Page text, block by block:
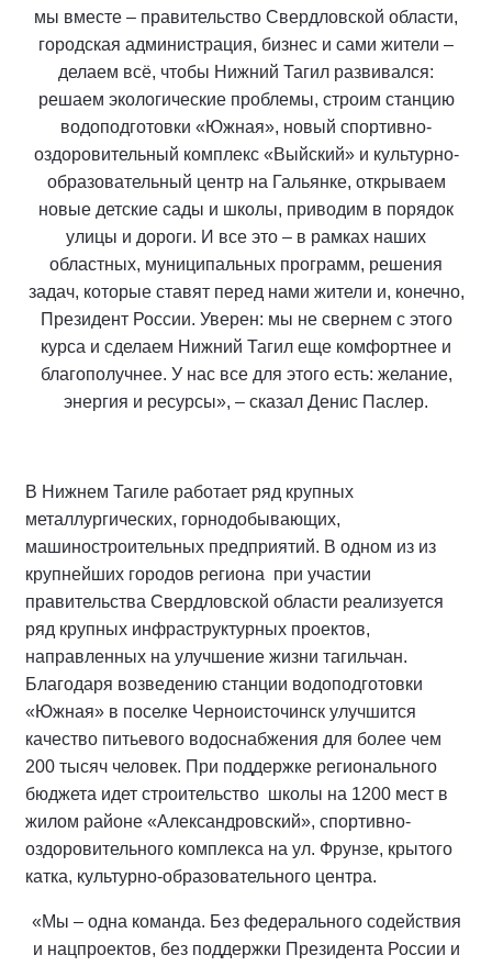
мы вместе – правительство Свердловской области,
городская администрация, бизнес и сами жители –
делаем всё, чтобы Нижний Тагил развивался:
решаем экологические проблемы, строим станцию
водоподготовки «Южная», новый спортивно-
оздоровительный комплекс «Выйский» и культурно-
образовательный центр на Гальянке, открываем
новые детские сады и школы, приводим в порядок
улицы и дороги. И все это – в рамках наших
областных, муниципальных программ, решения
задач, которые ставят перед нами жители и, конечно,
Президент России. Уверен: мы не свернем с этого
курса и сделаем Нижний Тагил еще комфортнее и
благополучнее. У нас все для этого есть: желание,
энергия и ресурсы», – сказал Денис Паслер.
В Нижнем Тагиле работает ряд крупных
металлургических, горнодобывающих,
машиностроительных предприятий. В одном из из
крупнейших городов региона при участии
правительства Свердловской области реализуется
ряд крупных инфраструктурных проектов,
направленных на улучшение жизни тагильчан.
Благодаря возведению станции водоподготовки
«Южная» в поселке Черноисточинск улучшится
качество питьевого водоснабжения для более чем
200 тысяч человек. При поддержке регионального
бюджета идет строительство школы на 1200 мест в
жилом районе «Александровский», спортивно-
оздоровительного комплекса на ул. Фрунзе, крытого
катка, культурно-образовательного центра.
«Мы – одна команда. Без федерального содействия
и нацпроектов, без поддержки Президента России и